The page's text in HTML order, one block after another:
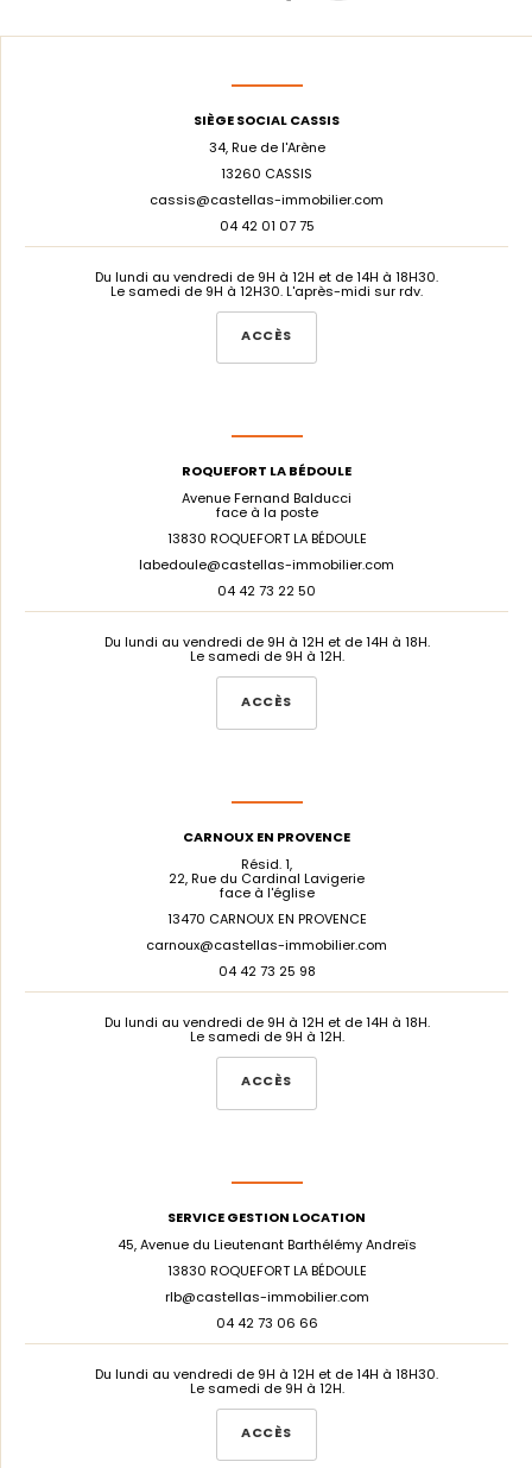
SIÈGE SOCIAL CASSIS
34, Rue de l'Arène
13260 CASSIS
cassis@castellas-immobilier.com
04 42 01 07 75
Du lundi au vendredi de 9H à 12H et de 14H à 18H30.
Le samedi de 9H à 12H30. L'après-midi sur rdv.
ACCÈS
ROQUEFORT LA BÉDOULE
Avenue Fernand Balducci
face à la poste
13830 ROQUEFORT LA BÉDOULE
labedoule@castellas-immobilier.com
04 42 73 22 50
Du lundi au vendredi de 9H à 12H et de 14H à 18H.
Le samedi de 9H à 12H.
ACCÈS
CARNOUX EN PROVENCE
Résid. 1,
22, Rue du Cardinal Lavigerie
face à l'église
13470 CARNOUX EN PROVENCE
carnoux@castellas-immobilier.com
04 42 73 25 98
Du lundi au vendredi de 9H à 12H et de 14H à 18H.
Le samedi de 9H à 12H.
ACCÈS
SERVICE GESTION LOCATION
45, Avenue du Lieutenant Barthélémy Andreïs
13830 ROQUEFORT LA BÉDOULE
rlb@castellas-immobilier.com
04 42 73 06 66
Du lundi au vendredi de 9H à 12H et de 14H à 18H30.
Le samedi de 9H à 12H.
ACCÈS